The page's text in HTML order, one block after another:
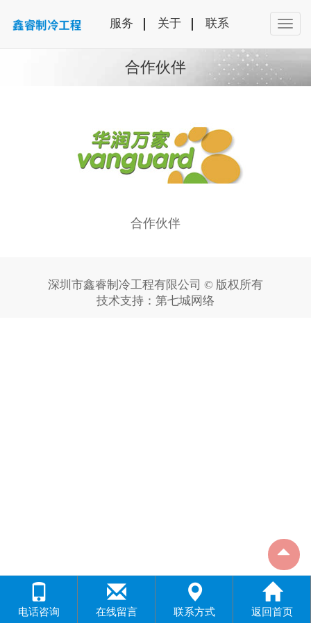
服务 关于 联系
合作伙伴
合作伙伴
深圳市鑫睿制冷工程有限公司 © 版权所有
技术支持： 第七城网络
电话咨询 在线留言 联系方式 返回首页